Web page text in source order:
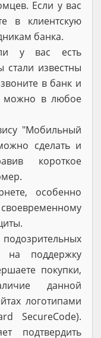
Если у вас
в клиентскую
банка.
у вас есть
стали известны
в банк и
можно в любое
"Мобильный
сделать и
короткое
особенно
на поддержку
покупки,
данной
логотипами
SecureCode).
подтвердить